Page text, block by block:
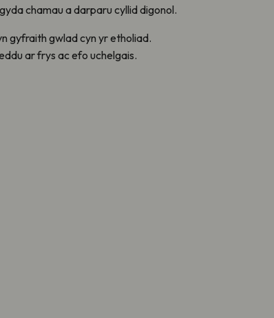
chamau a darparu cyllid digonol.
gyfraith gwlad cyn yr etholiad.
ar frys ac efo uchelgais.